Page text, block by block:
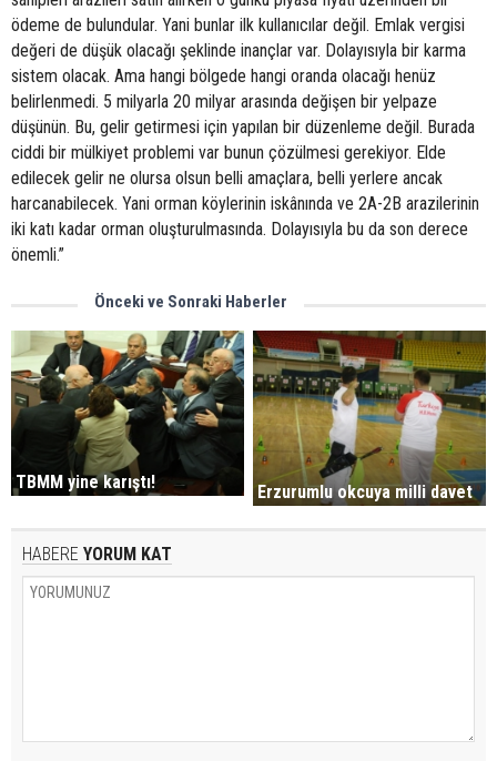
ödeme de bulundular. Yani bunlar ilk kullanıcılar değil. Emlak vergisi
değeri de düşük olacağı şeklinde inançlar var. Dolayısıyla bir karma
sistem olacak. Ama hangi bölgede hangi oranda olacağı henüz
belirlenmedi. 5 milyarla 20 milyar arasında değişen bir yelpaze
düşünün. Bu, gelir getirmesi için yapılan bir düzenleme değil. Burada
ciddi bir mülkiyet problemi var bunun çözülmesi gerekiyor. Elde
edilecek gelir ne olursa olsun belli amaçlara, belli yerlere ancak
harcanabilecek. Yani orman köylerinin iskânında ve 2A-2B arazilerinin
iki katı kadar orman oluşturulmasında. Dolayısıyla bu da son derece
önemli.”
Önceki ve Sonraki Haberler
TBMM yine karıştı! Erzurumlu okcuya milli davet
HABERE YORUM KAT